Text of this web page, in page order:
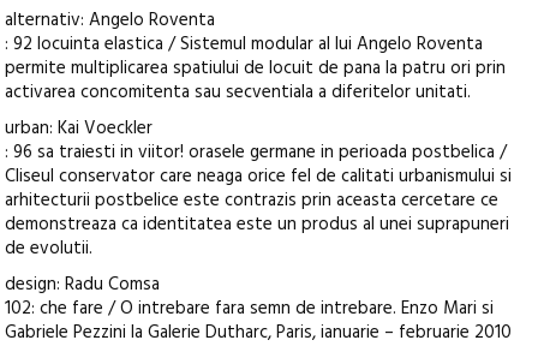
alternativ: Angelo Roventa
: 92 locuinta elastica / Sistemul modular al lui Angelo Roventa
permite multiplicarea spatiului de locuit de pana la patru ori prin
activarea concomitenta sau secventiala a diferitelor unitati.
urban: Kai Voeckler
: 96 sa traiesti in viitor! orasele germane in perioada postbelica /
Cliseul conservator care neaga orice fel de calitati urbanismului si
arhitecturii postbelice este contrazis prin aceasta cercetare ce
demonstreaza ca identitatea este un produs al unei suprapuneri
de evolutii.
design: Radu Comsa
102: che fare / O intrebare fara semn de intrebare. Enzo Mari si
Gabriele Pezzini la Galerie Dutharc, Paris, ianuarie – februarie 2010